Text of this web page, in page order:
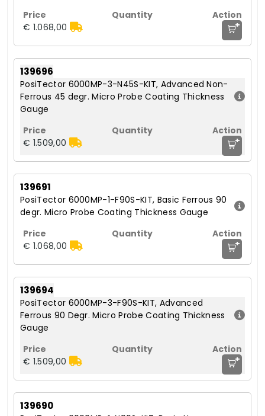
€ 1.068,00 +
139696
PosiTector 6000MP-3-N45S-KIT, Advanced Non-
Ferrous 45 degr. Micro Probe Coating Thickness
Gauge
€ 1.509,00 +
139691
PosiTector 6000MP-1-F90S-KIT, Basic Ferrous 90
degr. Micro Probe Coating Thickness Gauge
€ 1.068,00 +
139694
PosiTector 6000MP-3-F90S-KIT, Advanced
Ferrous 90 Degr. Micro Probe Coating Thickness
Gauge
€ 1.509,00 +
139690